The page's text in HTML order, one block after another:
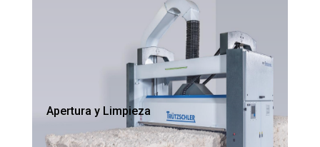
Apertura y Limpieza